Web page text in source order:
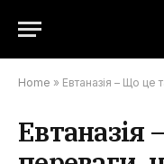
Home » Евтаназія – Що це
Евтаназія